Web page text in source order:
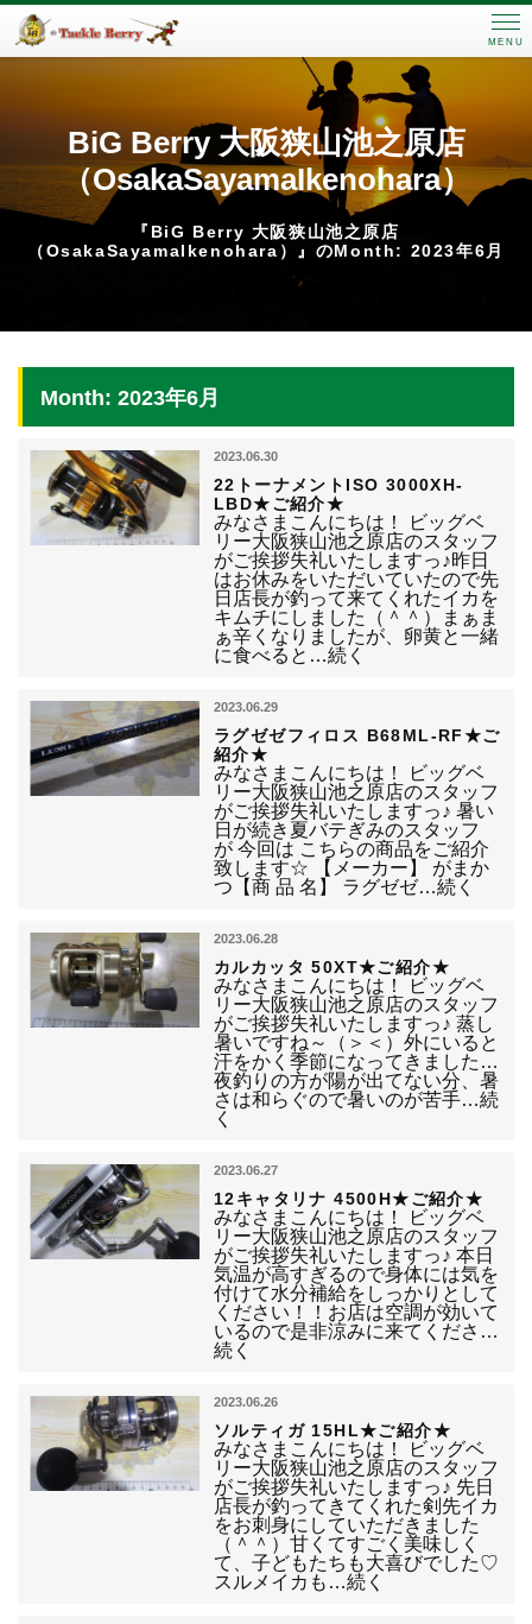
MENU
BiG Berry 大阪狭山池之原店
（OsakaSayamaIkenohara）
『BiG Berry 大阪狭山池之原店
（OsakaSayamaIkenohara）』のMonth: 2023年6月
Month: 2023年6月
2023.06.30
22トーナメントISO 3000XH-
LBD★ご紹介★
みなさまこんにちは！ ビッグベ
リー大阪狭山池之原店のスタッフ
がご挨拶失礼いたしますっ♪昨日
はお休みをいただいていたので先
日店長が釣って来てくれたイカを
キムチにしました（＾＾）まぁま
ぁ辛くなりましたが、卵黄と一緒
に食べると…続く
2023.06.29
ラグゼゼフィロス B68ML-RF★ご
紹介★
みなさまこんにちは！ ビッグベ
リー大阪狭山池之原店のスタッフ
がご挨拶失礼いたしますっ♪ 暑い
日が続き夏バテぎみのスタッフ
が 今回は こちらの商品をご紹介
致します☆ 【メーカー】 がまか
つ【商 品 名】 ラグゼゼ…続く
2023.06.28
カルカッタ 50XT★ご紹介★
みなさまこんにちは！ ビッグベ
リー大阪狭山池之原店のスタッフ
がご挨拶失礼いたしますっ♪ 蒸し
暑いですね～（＞＜）外にいると
汗をかく季節になってきました…
夜釣りの方が陽が出てない分、暑
さは和らぐので暑いのが苦手…続
く
2023.06.27
12キャタリナ 4500H★ご紹介★
みなさまこんにちは！ ビッグベ
リー大阪狭山池之原店のスタッフ
がご挨拶失礼いたしますっ♪ 本日
気温が高すぎるので身体には気を
付けて水分補給をしっかりとして
ください！！お店は空調が効いて
いるので是非涼みに来てくださ…
続く
2023.06.26
ソルティガ 15HL★ご紹介★
みなさまこんにちは！ ビッグベ
リー大阪狭山池之原店のスタッフ
がご挨拶失礼いたしますっ♪ 先日
店長が釣ってきてくれた剣先イカ
をお刺身にしていただきました
（＾＾）甘くてすごく美味しく
て、子どもたちも大喜びでした♡
スルメイカも…続く